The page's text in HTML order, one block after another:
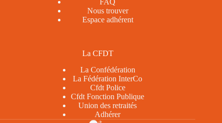
FAQ
Nous trouver
Espace adhérent
La CFDT
La Confédération
La Fédération InterCo
Cfdt Police
Cfdt Fonction Publique
Union des retraités
Adhérer